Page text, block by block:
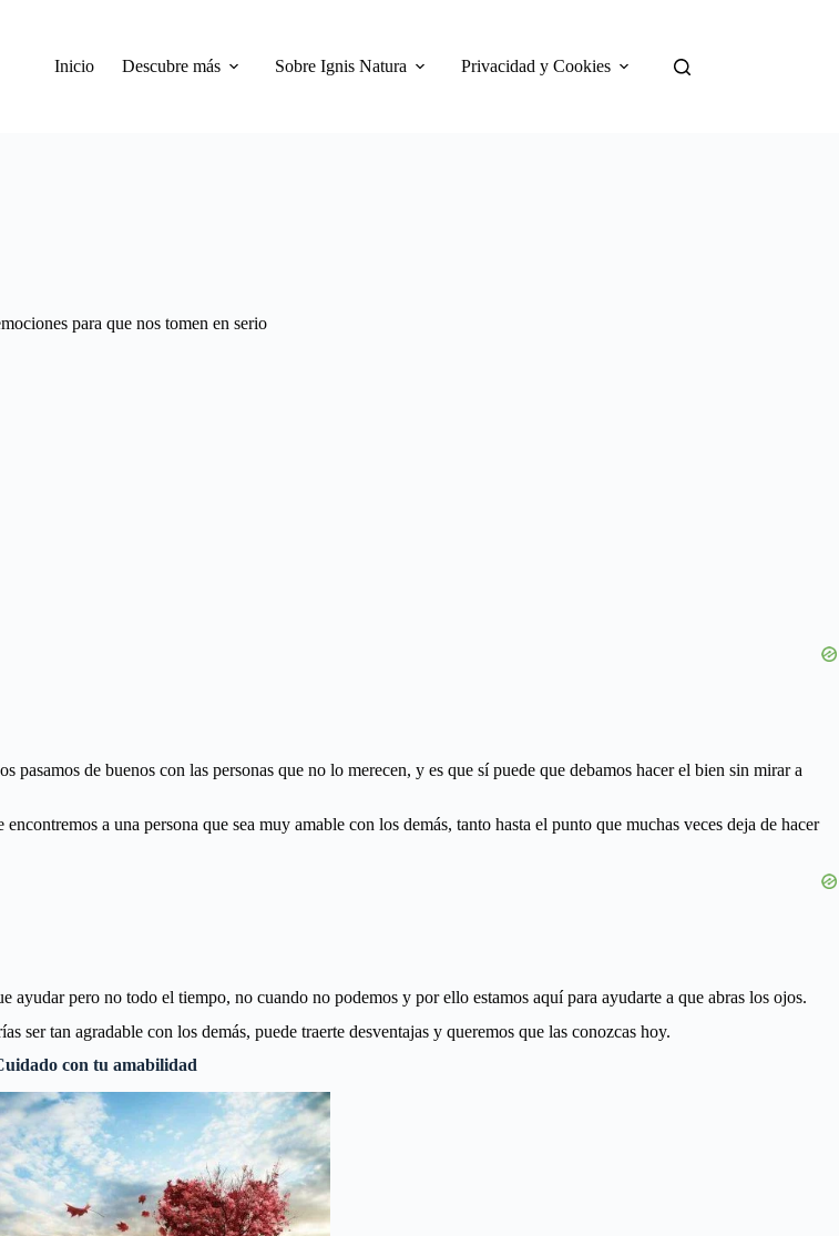
Inicio
Descubre más Sobre Ignis Natura Privacidad y Cookies
para que nos tomen en serio
pasamos de buenos con las personas que no lo merecen, y es que sí puede que debamos hacer el bien sin mirar a
a una persona que sea muy amable con los demás, tanto hasta el punto que muchas veces deja de hacer
ayudar pero no todo el tiempo, no cuando no podemos y por ello estamos aquí para ayudarte a que abras los ojos.
ser tan agradable con los demás, puede traerte desventajas y queremos que las conozcas hoy.
con tu amabilidad